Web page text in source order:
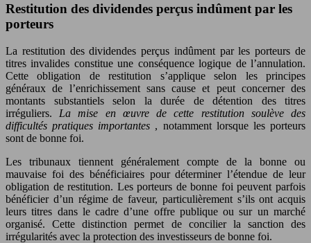
Restitution des dividendes perçus indûment par les
porteurs
La restitution des dividendes perçus indûment par les porteurs de
titres invalides constitue une conséquence logique de l’annulation.
Cette obligation de restitution s’applique selon les principes
généraux de l’enrichissement sans cause et peut concerner des
montants substantiels selon la durée de détention des titres
irréguliers. La mise en œuvre de cette restitution soulève des
difficultés pratiques importantes , notamment lorsque les porteurs
sont de bonne foi.
Les tribunaux tiennent généralement compte de la bonne ou
mauvaise foi des bénéficiaires pour déterminer l’étendue de leur
obligation de restitution. Les porteurs de bonne foi peuvent parfois
bénéficier d’un régime de faveur, particulièrement s’ils ont acquis
leurs titres dans le cadre d’une offre publique ou sur un marché
organisé. Cette distinction permet de concilier la sanction des
irrégularités avec la protection des investisseurs de bonne foi.